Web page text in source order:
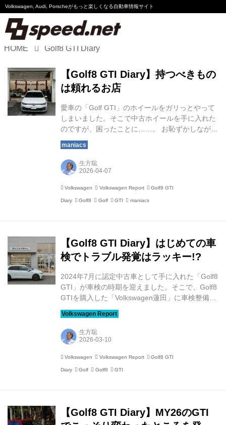
Volkswagen, Audi, Porscheがもっと楽しくなる自動車情報サイト
Audi
Porsche
Motorsport
HOME Golf8 GTI Diary
【Golf8 GTI Diary】持つべきもの
は頼れるお店
愛車の「Golf GTI」のホイールをガリっとやって
しまいました。そこで中古ホイールを手に入れた
のですが、困ったことに……。 お恥ずかしなが
ら、Golf GTI純正の19インチホイールを1本、傷
つけてしまいました。左折で細い道に入ろうとし
た際、右前のホイールが段差に当たってしまった
のです。 さて、どうしよう。 ・新品に交換 ・中
そんなふうに悩んでいるうちに、たまたまキズ物
ではあるものの、手持ちよりも傷が目立たない純
生方聡
Volkswagen Volkswagen Report Golf8 GTI
Diary Golf8 Golf GTI maniacs
【Golf8 GTI Diary】はじめての車
検でトラブル発覚はラッキー!?
2024年7月に認定中古車として手に入れた「Golf8
GTI」が車検の時期を迎えました。そこで、Golf8
GTIを購入した「Volkswagen蓮田」に車検整備を
お願いしました！ 購入時に13,500kmだったオド
メーターの数字は、1年7カ月で28,000kmになり
ました。この間の走行距離は14,500kmです。も
う1台の愛車「ID.4 Pro Launch Edition」が不在の
下旬、愛車をVolkswagen蓮田を預けて代車で帰る
と、その日の夕方にサービス担当者から連絡が入
生方聡
Volkswagen Volkswagen Report Golf8 GTI
Diary Golf Golf8 GTI
【Golf8 GTI Diary】MY26のGTI